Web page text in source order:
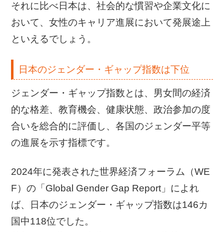
それに比べ日本は、社会的な慣習や企業文化に
おいて、女性のキャリア進展において発展途上
といえるでしょう。
日本のジェンダー・ギャップ指数は下位
ジェンダー・ギャップ指数とは、男女間の経済
的な格差、教育機会、健康状態、政治参加の度
合いを総合的に評価し、各国のジェンダー平等
の進展を示す指標です。
2024年に発表された世界経済フォーラム（WE
F）の 「Global Gender Gap Report」 によれ
ば、日本のジェンダー・ギャップ指数は146カ
国中118位でした。